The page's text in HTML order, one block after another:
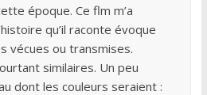
époque. Ce flm m’a
qu’il raconte évoque
transmises.
similaires. Un peu
dont les couleurs seraient :